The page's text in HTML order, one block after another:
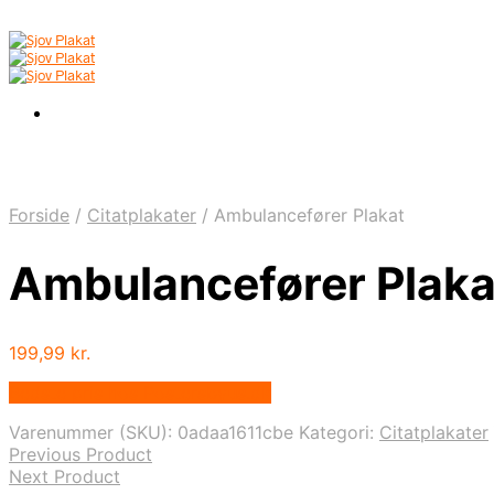
Forside / Citatplakater / Ambulancefører Plakat
Ambulancefører
199,99 kr.
Varenummer (SKU): 0adaa1611cbe Kategori: Citatplakater
Previous Product
Next Product